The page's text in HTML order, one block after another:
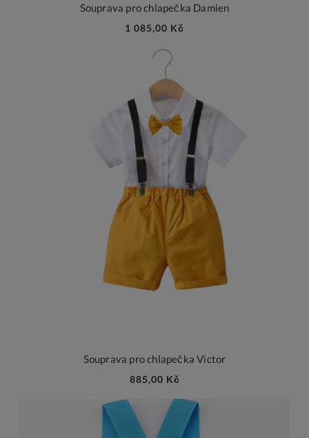
Souprava pro chlapečka Damien
1 085,00 Kč
Souprava pro chlapečka Victor
885,00 Kč